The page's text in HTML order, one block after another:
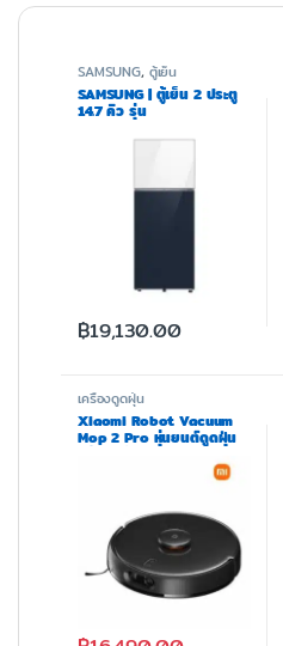
SAMSUNG, ตู้เย็น
SAMSUNG | ตู้เย็น 2 ประตู
14.7 คิว รุ่น
฿19,130.00
เครื่องดูดฝุ่น
Xiaomi Robot Vacuum
Mop 2 Pro หุ่นยนต์ดูดฝุ่น
พร้อมถูอัจฉริยะ ควบคุมผ่าน